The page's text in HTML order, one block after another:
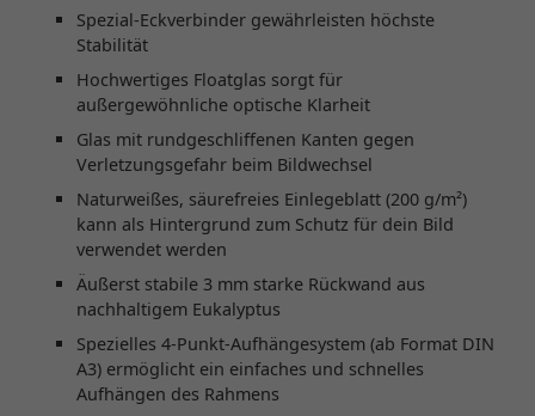
Spezial-Eckverbinder gewährleisten höchste
Stabilität
Hochwertiges Floatglas sorgt für
außergewöhnliche optische Klarheit
Glas mit rundgeschliffenen Kanten gegen
Verletzungsgefahr beim Bildwechsel
Naturweißes, säurefreies Einlegeblatt (200 g/m²)
kann als Hintergrund zum Schutz für dein Bild
verwendet werden
Äußerst stabile 3 mm starke Rückwand aus
nachhaltigem Eukalyptus
Spezielles 4-Punkt-Aufhängesystem (ab Format DIN
A3) ermöglicht ein einfaches und schnelles
Aufhängen des Rahmens